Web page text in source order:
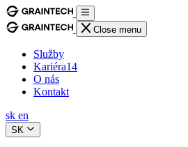
Close menu
Služby
Kariéra14
O nás
Kontakt
sk en
SK